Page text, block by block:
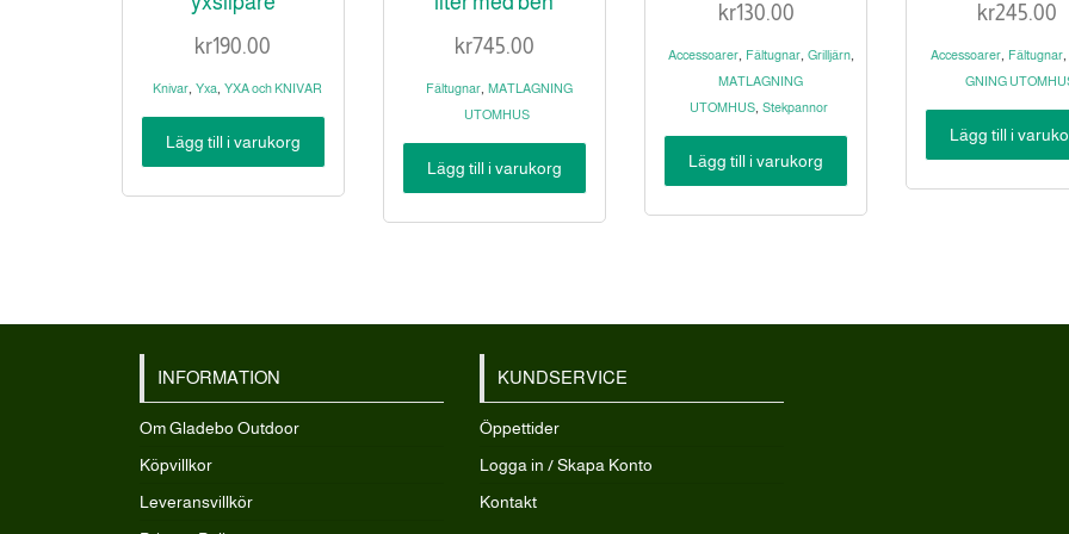
kr190.00
Knivar Yxa YXA och KNIVAR
Lägg till i varukorg
kr745.00
Fältugnar, MATLAGNING
UTOMHUS
Lägg till i varukorg
kr130.00
Accessoarer, Fältugnar, Grilljärn,
MATLAGNING
UTOMHUS Stekpannor
Lägg till i varukorg
kr245.00
Accessoarer Fältugnar
GNING
Lägg till i
INFORMATION
Om Gladebo Outdoor
Köpvillkor
Leveransvillkör
KUNDSERVICE
Öppettider
Logga in / Skapa Konto
Kontakt